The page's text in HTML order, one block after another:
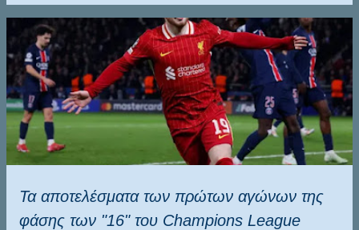
Τα αποτελέσματα των πρώτων αγώνων της
φάσης των "16" του Champions League